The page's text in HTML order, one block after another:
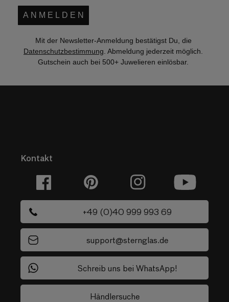
A N M E L D E N
Mit der Newsletter-Anmeldung bestätigst Du, die
Datenschutzbestimmung . Abmeldung jederzeit möglich.
Gutschein auch bei 500+ Juwelieren einlösbar.
Kontakt
Facebook Pinterest Instagram YouTube
+49 (0)40 999 993 69
support@sternglas.de
Schreib uns bei WhatsApp!
Händlersuche